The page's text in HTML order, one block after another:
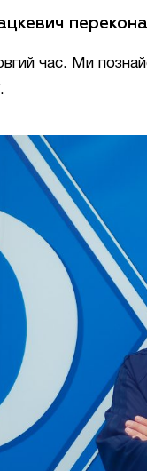
час. Ми